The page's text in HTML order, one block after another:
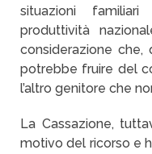
situazioni
produttività
considerazione che,
potrebbe fruire del
l’altro genitore che
La Cassazione,
motivo del ricorso e